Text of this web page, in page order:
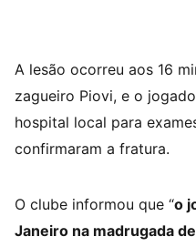
A lesão ocorreu aos 16
zagueiro Piovi, e o
hospital local para
confirmaram a fratura.
O clube informou que “o
Janeiro na madrugada